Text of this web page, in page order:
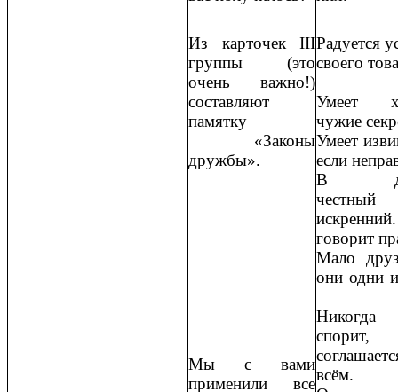
Из карточек III
группы (это
очень важно!)
составляют
памятку
«Законы
дружбы».
Мы с вами
применили все
Радуется
своего
Умеет
чужие
Умеет
если
В
говорит
Мало
они одни
спорит,
всём.